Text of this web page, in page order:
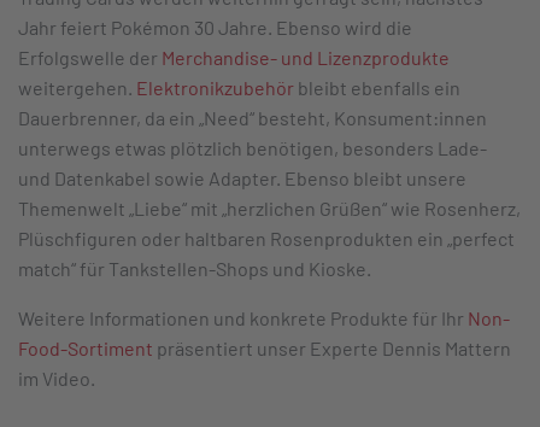
Jahr feiert Pokémon 30 Jahre. Ebenso wird die
Erfolgswelle der Merchandise- und Lizenzprodukte
weitergehen. Elektronikzubehör bleibt ebenfalls ein
Dauerbrenner, da ein „Need“ besteht, Konsument:innen
unterwegs etwas plötzlich benötigen, besonders Lade-
und Datenkabel sowie Adapter. Ebenso bleibt unsere
Themenwelt „Liebe“ mit „herzlichen Grüßen“ wie Rosenherz,
Plüschfiguren oder haltbaren Rosenprodukten ein „perfect
match“ für Tankstellen-Shops und Kioske.
Weitere Informationen und konkrete Produkte für Ihr Non-
Food-Sortiment präsentiert unser Experte Dennis Mattern
im Video.